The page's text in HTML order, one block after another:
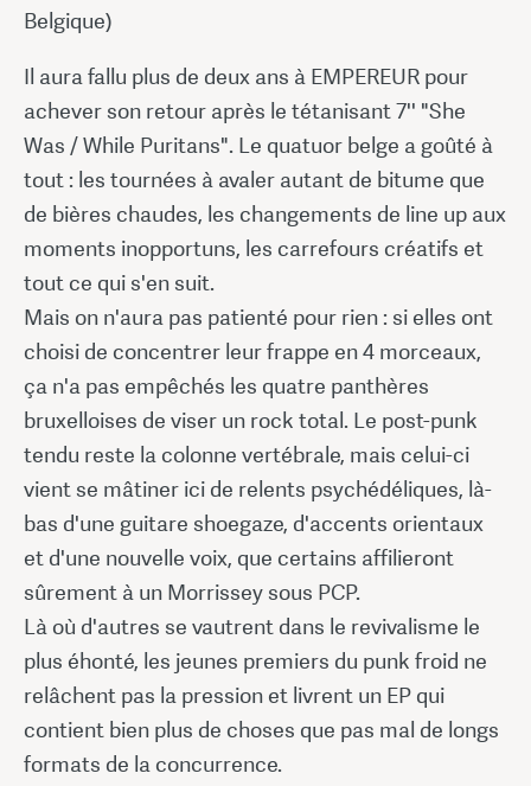
Belgique)
Il aura fallu plus de deux ans à EMPEREUR pour
achever son retour après le tétanisant 7'' "She
Was / While Puritans". Le quatuor belge a goûté à
tout : les tournées à avaler autant de bitume que
de bières chaudes, les changements de line up aux
moments inopportuns, les carrefours créatifs et
tout ce qui s'en suit.
Mais on n'aura pas patienté pour rien : si elles ont
choisi de concentrer leur frappe en 4 morceaux,
ça n'a pas empêchés les quatre panthères
bruxelloises de viser un rock total. Le post-punk
tendu reste la colonne vertébrale, mais celui-ci
vient se mâtiner ici de relents psychédéliques, là-
bas d'une guitare shoegaze, d'accents orientaux
et d'une nouvelle voix, que certains affilieront
sûrement à un Morrissey sous PCP.
Là où d'autres se vautrent dans le revivalisme le
plus éhonté, les jeunes premiers du punk froid ne
relâchent pas la pression et livrent un EP qui
contient bien plus de choses que pas mal de longs
formats de la concurrence.